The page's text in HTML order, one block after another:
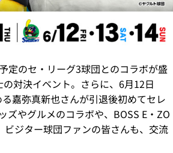
定のセ・リーグ3球団とのコラボが盛
対決イベント。さらに、6月12日
嘉弥真新也さんが引退後初めてセレ
やグルメのコラボや、BOSS E・ZO
ジター球団ファンの皆さんも、交流